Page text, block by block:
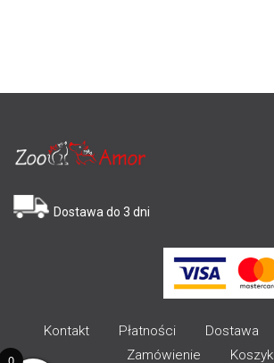
Dostawa do 3 dni
Kontakt Płatności Dostawa
Zamówienie
Koszyk